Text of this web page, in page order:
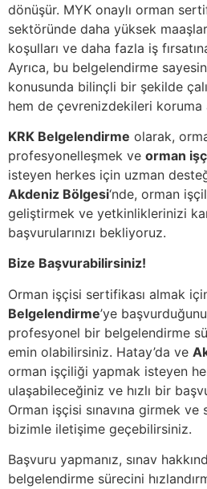
dönüşür. MYK onaylı orman
sektöründe daha yüksek
koşulları ve daha fazla iş
Ayrıca, bu belgelendirme
konusunda bilinçli bir şekilde
hem de çevrenizdekileri koruma
KRK Belgelendirme olarak,
profesyonelleşmek ve orman
isteyen herkes için uzman
Akdeniz Bölgesi‘nde, orman
geliştirmek ve yetkinliklerinizi
başvurularınızı bekliyoruz.
Bize Başvurabilirsiniz!
Orman işçisi sertifikası almak
Belgelendirme’ye
profesyonel bir belgelendirme
emin olabilirsiniz. Hatay’da ve
orman işçiliği yapmak isteyen
ulaşabileceğiniz ve hızlı bir
Orman işçisi sınavına girmek ve
bizimle iletişime geçebilirsiniz.
Başvuru yapmanız, sınav
belgelendirme sürecini